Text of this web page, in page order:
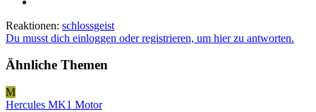
Reaktionen: schlossgeist
Du musst dich einloggen oder registrieren, um hier zu antworten.
Ähnliche Themen
M
Hercules MK1 Motor